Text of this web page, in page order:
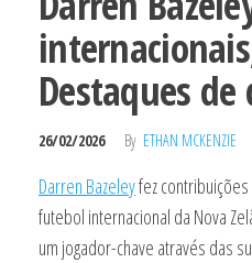
Destaques
26/02/2026 By ETHAN MCKENZIE
Darren Bazeleyfez
futebol internacional da Nova
um jogador-chave através das